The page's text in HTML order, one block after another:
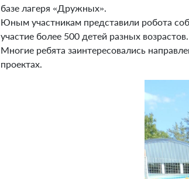
базе лагеря «Дружных».
Юным участникам представили робота
участие более 500 детей разных возрастов.
Многие ребята заинтересовались
проектах.